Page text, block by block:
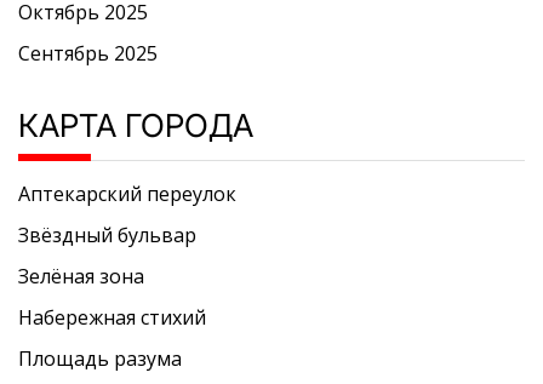
Октябрь 2025
Сентябрь 2025
КАРТА ГОРОДА
Аптекарский переулок
Звёздный бульвар
Зелёная зона
Набережная стихий
Площадь разума